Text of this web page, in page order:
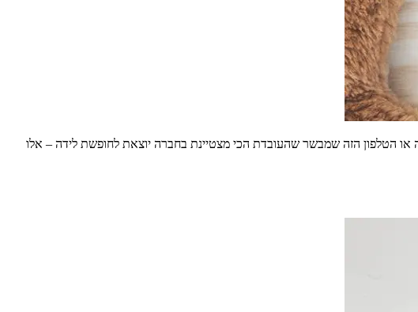
הטלפון הזה שמבשר שהעובדת הכי מצטיינת בחברה יוצאת לחופשת לידה – אלו